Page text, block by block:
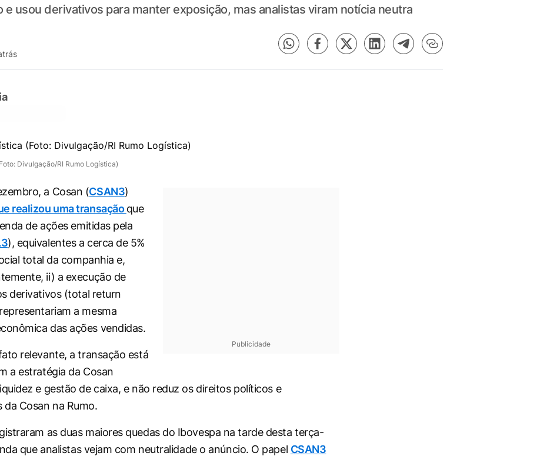
e usou derivativos para manter exposição, mas analistas viram notícia neutra
Divulgação/RI Rumo Logística)
Publicidade
a Cosan (CSAN3)
realizou uma transaçãoque
de ações emitidas pela
), equivalentes a cerca de 5%
total da companhia e,
ii) a execução de
derivativos (total return
a mesma
das ações vendidas.
relevante, a transação está
a estratégia da Cosan
e gestão de caixa, e não reduz os direitos políticos e
da Cosan na Rumo.
as duas maiores quedas do Ibovespa na tarde desta terça-
que analistas vejam com neutralidade o anúncio. O papel CSAN3